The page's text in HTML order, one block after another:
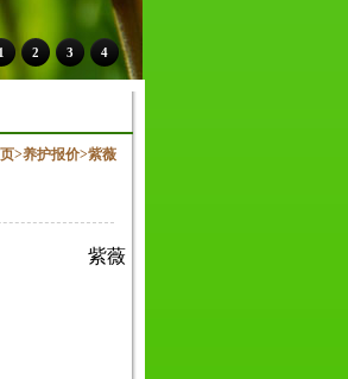
1 2 3 4
>养护报价>紫薇
紫薇